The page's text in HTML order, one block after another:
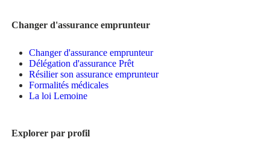
Changer d'assurance emprunteur
Changer d'assurance emprunteur
Délégation d'assurance Prêt
Résilier son assurance emprunteur
Formalités médicales
La loi Lemoine
Explorer par profil